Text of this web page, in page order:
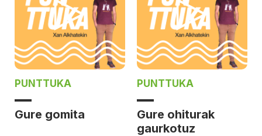
PUNTTUKA
Gure gomita
PUNTTUKA
Gure ohiturak
gaurkotuz